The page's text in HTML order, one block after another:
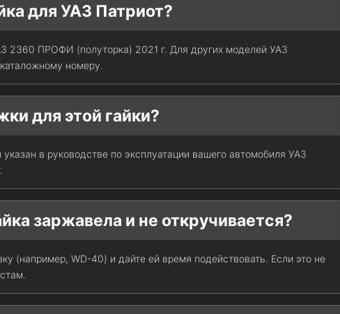
для УАЗ Патриот?
2360 ПРОФИ (полуторка) 2021 г. Для других моделей УАЗ
номеру.
для этой гайки?
в руководстве по эксплуатации вашего автомобиля УАЗ
заржавела и не откручивается?
(например, WD-40) и дайте ей время подействовать. Если это не